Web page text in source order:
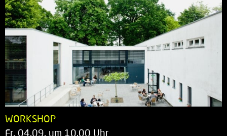
WORKSHOP
Fr. 04.09. um 10.00 Uhr